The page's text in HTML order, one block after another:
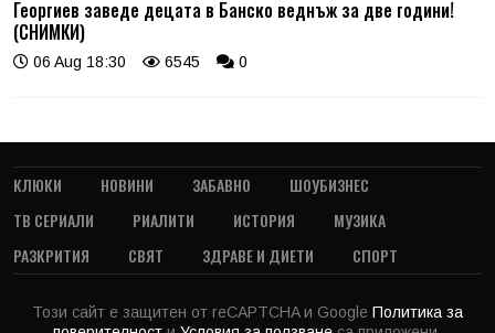
Георгиев заведе децата в Банско веднъж за две години!
(СНИМКИ)
06 Aug 18:30 6545 0
КЛЮКИ НОВИНИ ЗАБАВНО
ШОУБИЗНЕС
ТВ СЕРИАЛИ
РИАЛИТИ ИСТОРИЯ
МУЗИКА
РАЗКРИТИЯ
СВЯТ ЗДРАВЕ И ДИЕТИ СПОРТ
Този сайт е защитен от reCAPTCHA и Google Политика за